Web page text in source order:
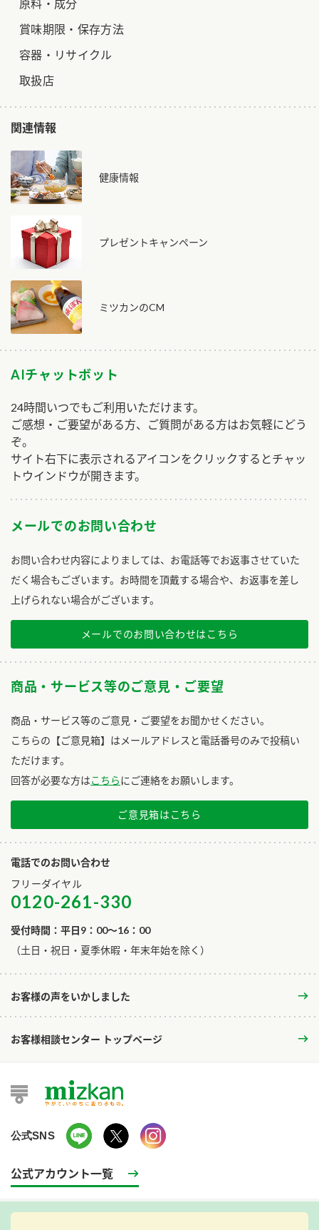
原料・成分
賞味期限・保存方法
容器・リサイクル
取扱店
関連情報
健康情報
プレゼントキャンペーン
ミツカンのCM
AIチャットボット
24時間いつでもご利用いただけます。
ご感想・ご要望がある方、ご質問がある方はお気軽にどう
ぞ。
サイト右下に表示されるアイコンをクリックするとチャッ
トウインドウが開きます。
メールでのお問い合わせ
お問い合わせ内容によりましては、お電話等でお返事させていた
だく場合もございます。お時間を頂戴する場合や、お返事を差し
上げられない場合がございます。
メールでのお問い合わせはこちら
商品・サービス等のご意見・ご要望
商品・サービス等のご意見・ご要望をお聞かせください。
こちらの【ご意見箱】はメールアドレスと電話番号のみで投稿い
ただけます。
回答が必要な方はこちらにご連絡をお願いします。
ご意見箱はこちら
電話でのお問い合わせ
フリーダイヤル
0120-261-330
受付時間：平日9：00～16：00
​（土日・祝日・夏季休暇・年末年始を除く）
お客様の声をいかしました
お客様相談センター トップページ
公式SNS
公式アカウント一覧